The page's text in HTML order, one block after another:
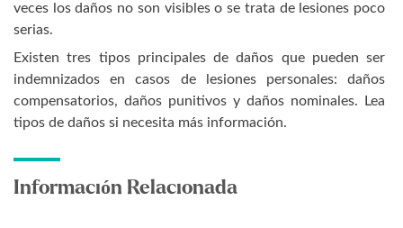
veces los daños no son visibles o se trata de lesiones poco
serias.
Existen tres tipos principales de daños que pueden ser
indemnizados en casos de lesiones personales: daños
compensatorios, daños punitivos y daños nominales. Lea
tipos de daños si necesita más información.
Información Relacionada